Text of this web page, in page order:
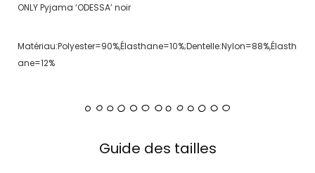
ONLY Pyjama ‘ODESSA’ noir
Matériau:Polyester=90%,Élasthane=10%;Dentelle:Nylon=88%,Élasth
ane=12%
Guide des tailles